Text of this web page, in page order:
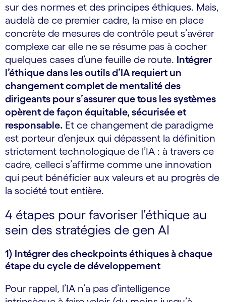
sur des normes et des principes éthiques. Mais,
au­delà de ce premier cadre, la mise en place
concrète de mesures de contrôle peut s’avérer
complexe car elle ne se résume pas à cocher
quelques cases d’une feuille de route. Intégrer
l’éthique dans les outils d’IA requiert un
changement complet de mentalité des
dirigeants pour s’assurer que tous les systèmes
opèrent de façon équitable, sécurisée et
responsable. Et ce changement de paradigme
est porteur d’enjeux qui dépassent la définition
strictement technologique de l’IA : à travers ce
cadre, celle­ci s’affirme comme une innovation
qui peut bénéficier aux valeurs et au progrès de
la société tout entière.
4 étapes pour favoriser l’éthique au
sein des stratégies de gen AI
1) Intégrer des checkpoints éthiques à chaque
étape du cycle de développement
Pour rappel, l’IA n’a pas d’intelligence